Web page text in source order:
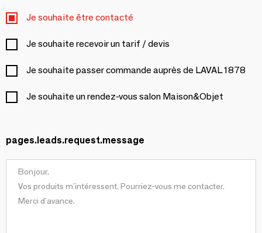
Je souhaite être contacté
Je souhaite recevoir un tarif / devis
Je souhaite passer commande auprès de LAVAL 1878
Je souhaite un rendez-vous salon Maison&Objet
pages.leads.request.message